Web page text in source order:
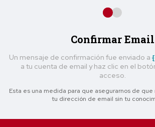
Confirmar Email
Un mensaje de confirmación fue enviado a
a tu cuenta de email y haz clic en el
acceso.
Esta es una medida para que asegurarnos de
tu dirección de email sin tu